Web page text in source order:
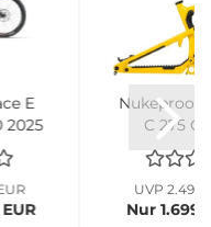
E
2025
Nukeproof
C 275
Rahmen
UVP
Nur